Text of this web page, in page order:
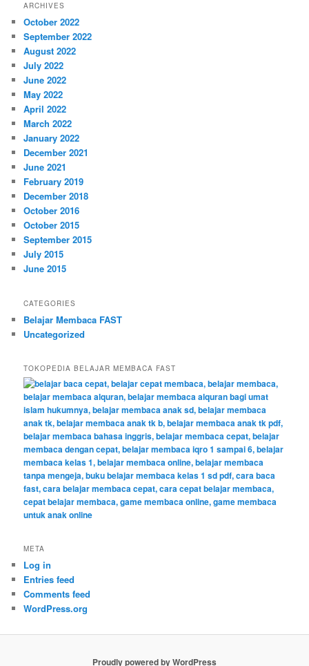
ARCHIVES
October 2022
September 2022
August 2022
July 2022
June 2022
May 2022
April 2022
March 2022
January 2022
December 2021
June 2021
February 2019
December 2018
October 2016
October 2015
September 2015
July 2015
June 2015
CATEGORIES
Belajar Membaca FAST
Uncategorized
TOKOPEDIA BELAJAR MEMBACA FAST
META
Log in
Entries feed
Comments feed
WordPress.org
Proudly powered by WordPress